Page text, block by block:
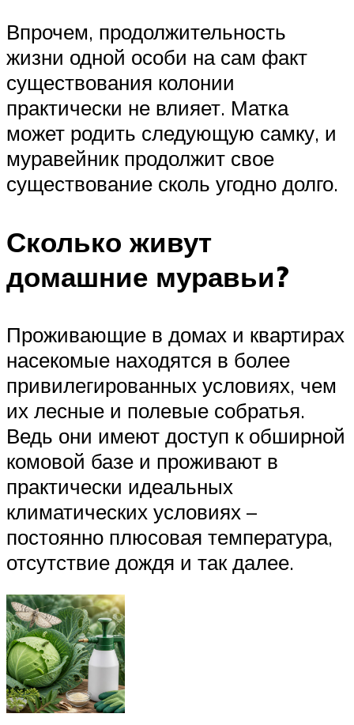
Впрочем, продолжительность
жизни одной особи на сам факт
существования колонии
практически не влияет. Матка
может родить следующую самку, и
муравейник продолжит свое
существование сколь угодно долго.
Сколько живут
домашние муравьи?
Проживающие в домах и квартирах
насекомые находятся в более
привилегированных условиях, чем
их лесные и полевые собратья.
Ведь они имеют доступ к обширной
комовой базе и проживают в
практически идеальных
климатических условиях –
постоянно плюсовая температура,
отсутствие дождя и так далее.